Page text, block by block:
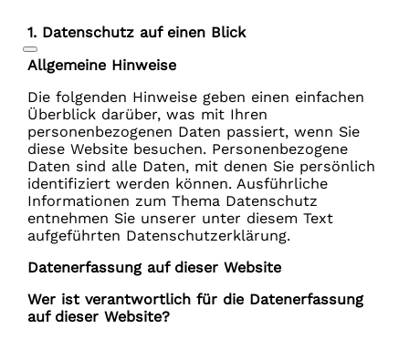
1. Datenschutz auf einen Blick
Allgemeine Hinweise
Die folgenden Hinweise geben einen einfachen
Überblick darüber, was mit Ihren
personenbezogenen Daten passiert, wenn Sie
diese Website besuchen. Personenbezogene
Daten sind alle Daten, mit denen Sie persönlich
identifiziert werden können. Ausführliche
Informationen zum Thema Datenschutz
entnehmen Sie unserer unter diesem Text
aufgeführten Datenschutzerklärung.
Datenerfassung auf dieser Website
Wer ist verantwortlich für die Datenerfassung
auf dieser Website?